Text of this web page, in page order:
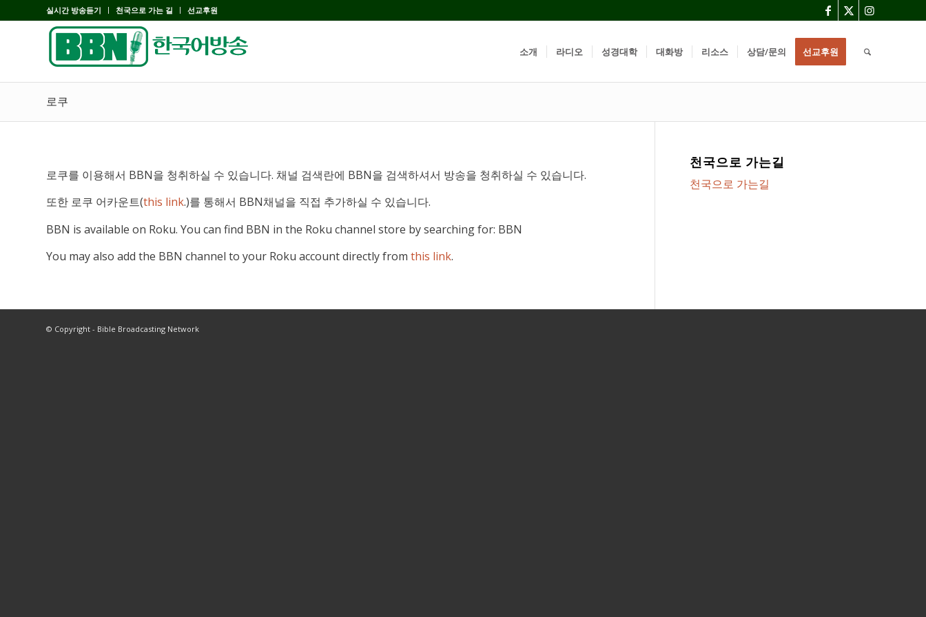
실시간 방송듣기 천국으로 가는 길 선교후원
소개 라디오 성경대학 대화방 리소스 상담/문의 선교후원
로쿠
로쿠를 이용해서 BBN을 청취하실 수 있습니다. 채널 검색란에 BBN을 검색하셔서 방송을 청취하실 수 있습니다.
또한 로쿠 어카운트(this link.)를 통해서 BBN채널을 직접 추가하실 수 있습니다.
BBN is available on Roku. You can find BBN in the Roku channel store by searching for: BBN
You may also add the BBN channel to your Roku account directly from this link.
천국으로 가는길
천국으로 가는길
© Copyright - Bible Broadcasting Network